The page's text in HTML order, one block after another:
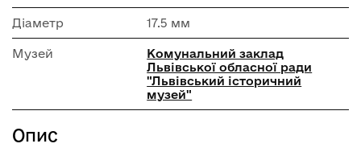
Діаметр 17.5 мм
Музей
Комунальний заклад
Львівської обласної ради
"Львівський історичний
музей"
Опис